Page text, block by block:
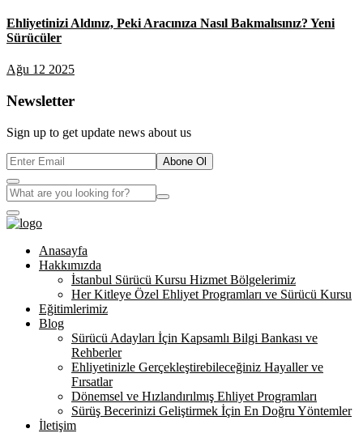
Ehliyetinizi Aldınız, Peki Aracınıza Nasıl Bakmalısınız? Yeni
Sürücüler
Ağu 12 2025
Newsletter
Sign up to get update news about us
Abone Ol
Anasayfa
Hakkımızda
İstanbul Sürücü Kursu Hizmet Bölgelerimiz
Her Kitleye Özel Ehliyet Programları ve Sürücü Kursu
Eğitimlerimiz
Blog
Sürücü Adayları İçin Kapsamlı Bilgi Bankası ve
Rehberler
Ehliyetinizle Gerçekleştirebileceğiniz Hayaller ve
Fırsatlar
Dönemsel ve Hızlandırılmış Ehliyet Programları
Sürüş Becerinizi Geliştirmek İçin En Doğru Yöntemler
İletişim